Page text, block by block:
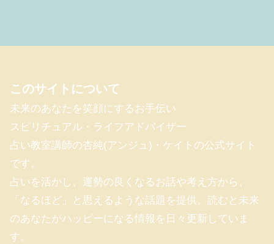
このサイトについて
未来のあなたを笑顔にするお手伝い
スピリチュアル・ライフアドバイザー
占い教室講師の杏純(アンジュ)・ケイトの公式サイト
です。
占いを活かし、運勢の良くなるお話や考え方から、
「なるほど」と思えるような話題を提供。読むと未来
のあなたがハッピーになる情報を日々更新していま
す。